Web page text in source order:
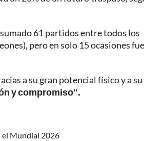
61 partidos entre todos los
pero en solo 15 ocasiones fue
a su gran potencial físico y a su
y compromiso".
el Mundial 2026